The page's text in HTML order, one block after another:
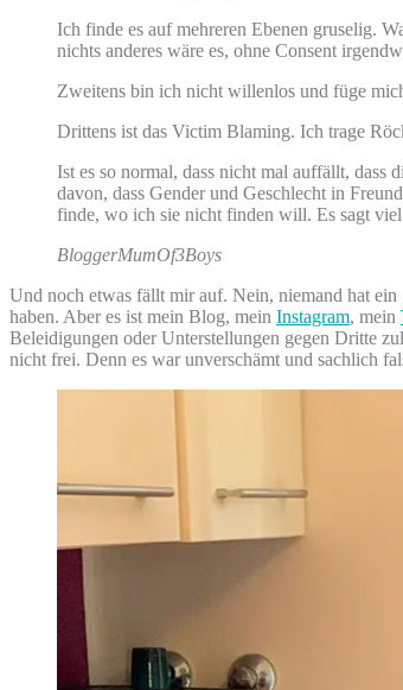
Ich finde es auf mehreren Ebenen gruselig.
nichts anderes wäre es, ohne Consent
Zweitens bin ich nicht willenlos und füge
Drittens ist das Victim Blaming. Ich trage
Ist es so normal, dass nicht mal auffällt, dass
davon, dass Gender und Geschlecht in
finde, wo ich sie nicht finden will. Es sagt
BloggerMumOf3Boys
Und noch etwas fällt mir auf. Nein, niemand hat
haben. Aber es ist mein Blog, mein Instagram, mein
Beleidigungen oder Unterstellungen gegen Dritte
nicht frei. Denn es war unverschämt und sachlich